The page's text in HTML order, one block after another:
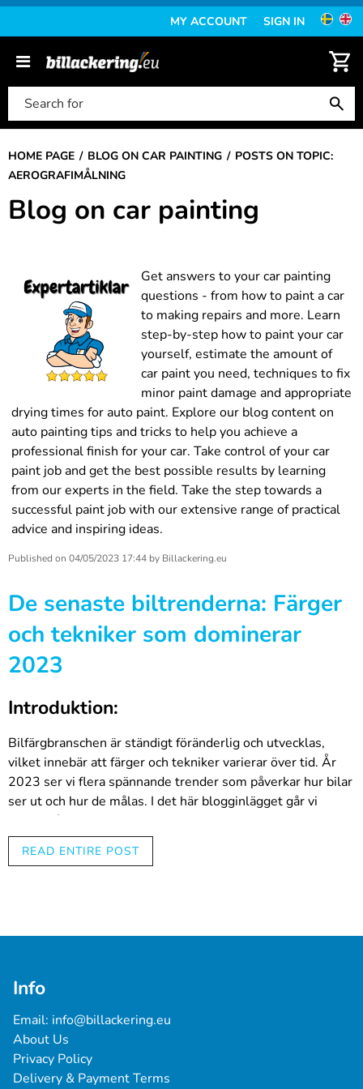
MY ACCOUNT SIGN IN
HOME PAGE BLOG ON CAR PAINTING
POSTS ON TOPIC:
AEROGRAFIMÅLNING
Blog on car painting
Get answers to your car painting
questions - from how to paint a car
to making repairs and more. Learn
step-by-step how to paint your car
yourself, estimate the amount of
car paint you need, techniques to fix
minor paint damage and appropriate
drying times for auto paint. Explore our blog content on
auto painting tips and tricks to help you achieve a
professional finish for your car. Take control of your car
paint job and get the best possible results by learning
from our experts in the field. Take the step towards a
successful paint job with our extensive range of practical
advice and inspiring ideas.
Published on 04/05/2023 17:44 by Billackering.eu
De senaste biltrenderna: Färger
och tekniker som dominerar
2023
Introduktion:
Bilfärgbranschen är ständigt föränderlig och utvecklas,
vilket innebär att färger och tekniker varierar över tid. År
2023 ser vi flera spännande trender som påverkar hur bilar
ser ut och hur de målas. I det här blogginlägget går vi
igenom årets hetaste biltrender och ger tips om hur du kan
dra nytta av dessa trender i ditt eget arbete som
professionell bilfärgare.
alternativ. Dessa färger återspeglar värderingar som
bilägare.
2. Elbilar och hållbar utveckling
READ ENTIRE POST
Info
Email: info@billackering.eu
About Us
Privacy Policy
Delivery & Payment Terms